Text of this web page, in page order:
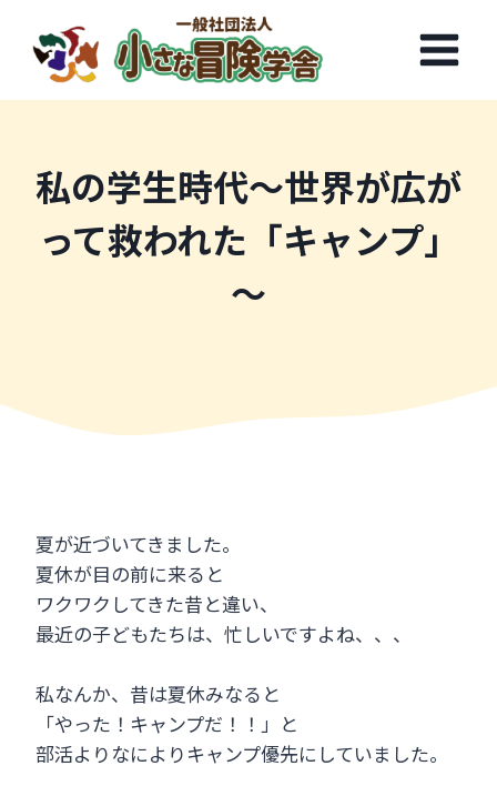
ス
私の学生時代～世界が広が
って救われた「キャンプ」
～
夏が近づいてきました。
夏休が目の前に来ると
ワクワクしてきた昔と違い、
最近の子どもたちは、忙しいですよね、、、
私なんか、昔は夏休みなると
「やった！キャンプだ！！」と
部活よりなによりキャンプ優先にしていました。